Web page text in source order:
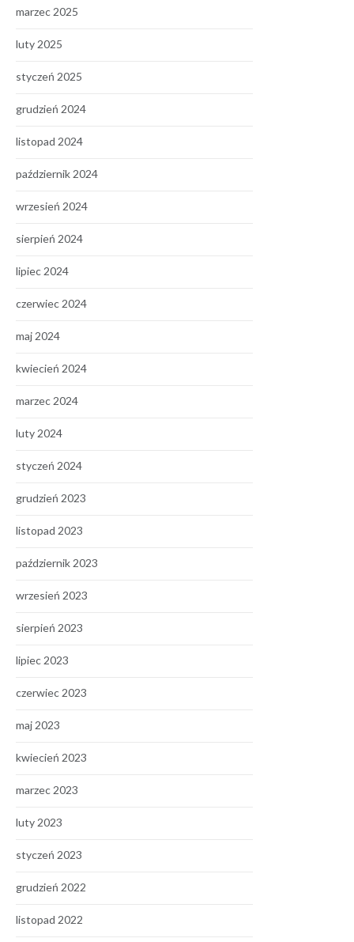
marzec 2025
luty 2025
styczeń 2025
grudzień 2024
listopad 2024
październik 2024
wrzesień 2024
sierpień 2024
lipiec 2024
czerwiec 2024
maj 2024
kwiecień 2024
marzec 2024
luty 2024
styczeń 2024
grudzień 2023
listopad 2023
październik 2023
wrzesień 2023
sierpień 2023
lipiec 2023
czerwiec 2023
maj 2023
kwiecień 2023
marzec 2023
luty 2023
styczeń 2023
grudzień 2022
listopad 2022